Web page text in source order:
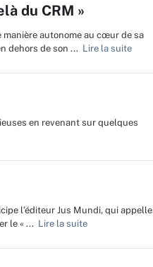
du CRM »
autonome au cœur de sa
dehors de son ... Lire la suite
en revenant sur quelques
l’éditeur Jus Mundi, qui appelle
le « ... Lire la suite